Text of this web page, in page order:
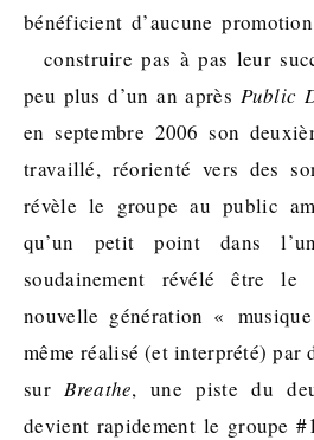
bénéficient d’aucune
construire pas à pas leur
peu plus d’un an après Public
en septembre 2006 son
travaillé, réorienté vers des
révèle le groupe au public
qu’un petit point dans
soudainement révélé être le
nouvelle génération «
même réalisé (et interprété) par
surBreathe, une piste du
devient rapidement le groupe